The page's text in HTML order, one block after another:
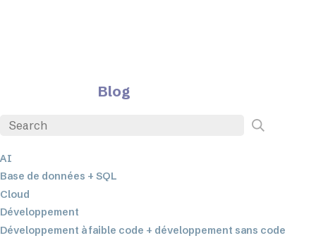
Blog
AI
Base de données + SQL
Cloud
Développement
Développement à faible code + développement sans code